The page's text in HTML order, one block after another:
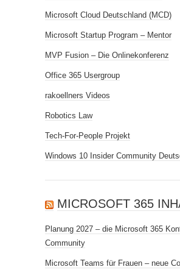
Microsoft Cloud Deutschland (MCD)
Microsoft Startup Program – Mentor
MVP Fusion – Die Onlinekonferenz
Office 365 Usergroup
rakoellners Videos
Robotics Law
Tech-For-People Projekt
Windows 10 Insider Community
MICROSOFT 365
Planung 2027 – die Microsoft 365
Community
Microsoft Teams für Frauen – neue